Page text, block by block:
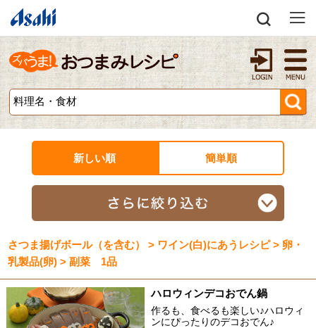
新しい順 簡単順
さつま揚げボール（を含む） > ワイン(白)にあうレシピ > 卵・
乳製品(卵) > 副菜 1品
ハロウィンデコおでん鍋
作るも、食べるも楽しい♪ハロウィ
ンにぴったりのデコおでん♪